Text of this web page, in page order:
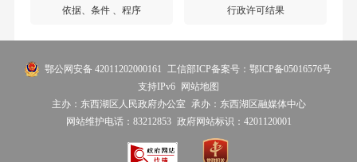
依据、条件 、程序 行政许可结果
鄂公网安备 42011202000161 工信部ICP备案号：鄂ICP备05016576号
支持IPv6
网站地图
主办：东西湖区人民政府办公室 承办：东西湖区融媒体中心
网站维护电话：83212853 政府网站标识：4201120001